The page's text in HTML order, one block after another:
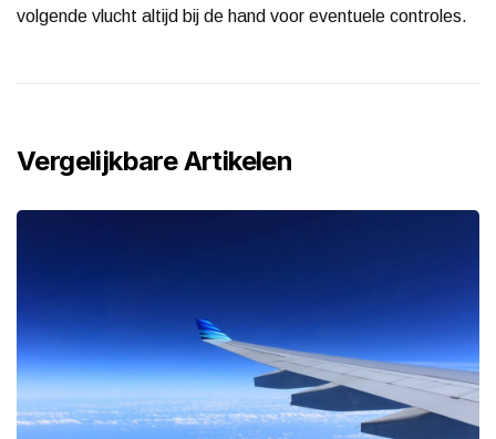
volgende vlucht altijd bij de hand voor eventuele controles.
Vergelijkbare Artikelen